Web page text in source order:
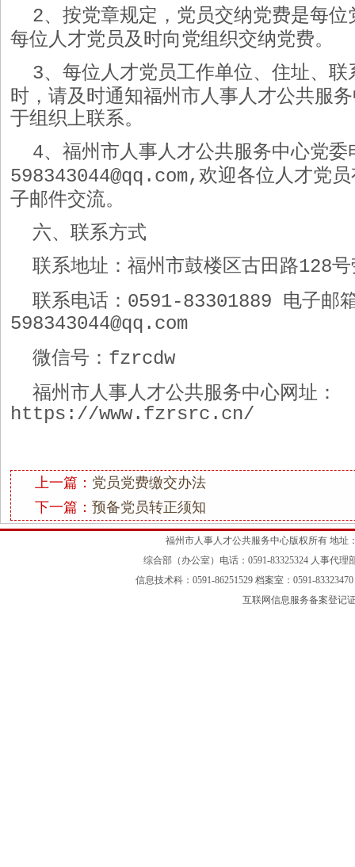
2、按党章规定，党员交纳党费是每位
每位 人才党员及时向党组织交纳党费。
3、每位 人才党员工作单位、住址、联
时，请及时通知福州市人事人才公共服
于组织上联系。
4、福州市人事人才公共服务中心党委
598343044@qq.com, 欢迎各位 人才党员
子邮件交流。
六、联系方式
联系地址：福州市鼓楼区古田路128号
联系电话： 0591-83301889 电子邮
598343044@qq.com
微信号： fzrcdw
福州市人事人才公共服务中心网址：
https://www.fzrsrc.cn/
上一篇： 党员党费缴交办法
下一篇： 预备党员转正须知
福州市人事人才公共服务中心版权所有 地址
综合部（办公室）电话：0591-83325324 人事代理
信息技术科：0591-86251529 档案室：0591-
互联网信息服务备案登记